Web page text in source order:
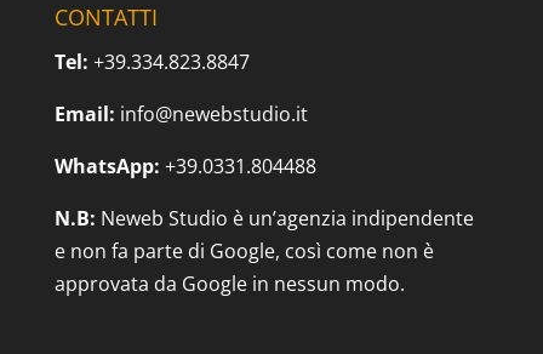
CONTATTI
Tel: +39.334.823.8847
Email: info@newebstudio.it
WhatsApp: +39.0331.804488
N.B: Neweb Studio è un’agenzia indipendente
e non fa parte di Google, così come non è
approvata da Google in nessun modo.